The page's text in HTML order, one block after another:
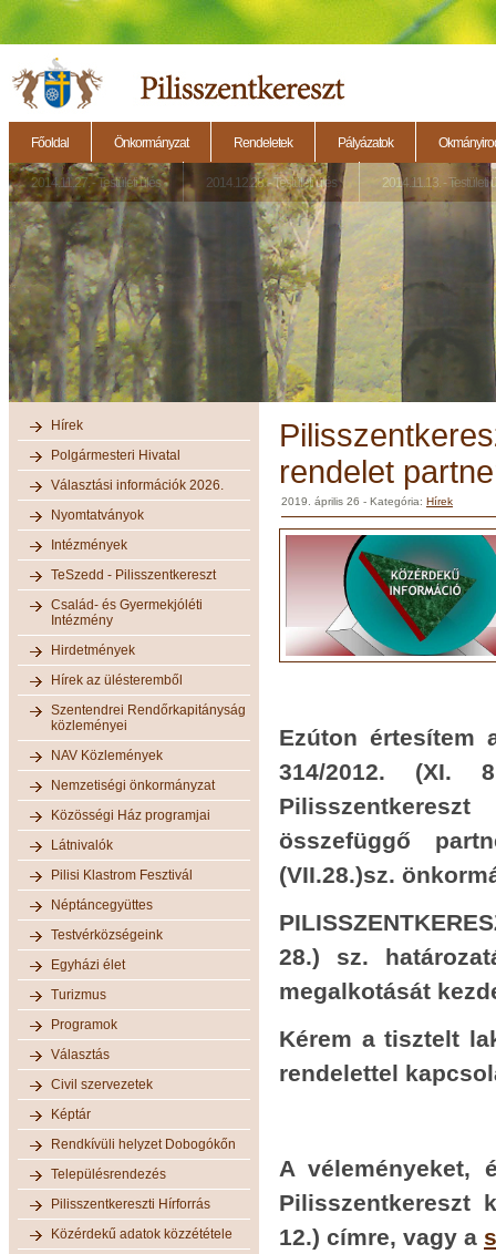
Főoldal Önkormányzat Rendeletek Pályázatok
2014.11.27. - Testületi ülés 2014.12.28. - Testületi ülés 2014.11.13. - Testületi
Hírek
Polgármesteri Hivatal
Választási információk 2026.
Nyomtatványok
Intézmények
TeSzedd - Pilisszentkereszt
Család- és Gyermekjóléti
Intézmény
Hirdetmények
Hírek az ülésteremből
Szentendrei Rendőrkapitányság
közleményei
NAV Közlemények
Nemzetiségi önkormányzat
Közösségi Ház programjai
Látnivalók
Pilisi Klastrom Fesztivál
Néptáncegyüttes
Testvérközségeink
Egyházi élet
Turizmus
Programok
Választás
Civil szervezetek
Képtár
Rendkívüli helyzet Dobogókőn
Településrendezés
Pilisszentkereszti Hírforrás
Közérdekű adatok közzététele
rendelet
2019. április 26 - Kategória: Hírek
Ezúton értesítem
314/2012. (XI.
összefüggő
(VII.28.)sz.
28.) sz.
megalkotását
Kérem a tisztelt
rendelettel
A véleményeket,
Pilisszentkereszt
12.) címre, vagy a